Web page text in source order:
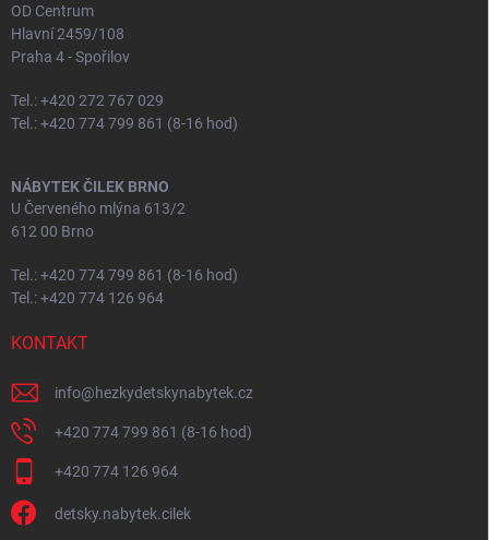
OD Centrum
Hlavní 2459/108
Praha 4 - Spořilov
Tel.: +420 272 767 029
Tel.: +420 774 799 861 (8-16 hod)
NÁBYTEK ČILEK BRNO
U Červeného mlýna 613/2
612 00 Brno
Tel.: +420 774 799 861 (8-16 hod)
Tel.: +420 774 126 964
KONTAKT
info@hezkydetskynabytek.cz
+420 774 799 861 (8-16 hod)
+420 774 126 964
detsky.nabytek.cilek